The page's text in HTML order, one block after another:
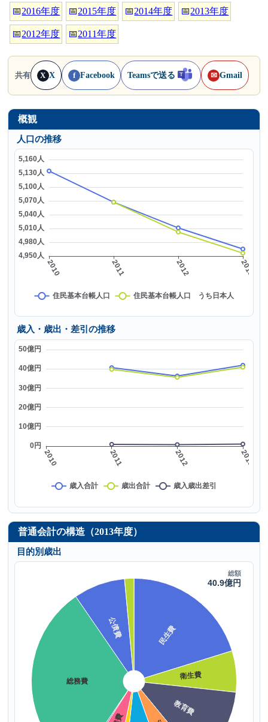
📅2016年度 📅2015年度 📅2014年度 📅2013年度
📅2012年度 📅2011年度
共有 X X f Facebook Teamsで送る ✉ Gmail
概観
人口の推移
歳入・歳出・差引の推移
普通会計の構造（2013年度）
目的別歳出